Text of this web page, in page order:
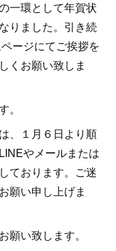
一環として年賀状
りました。引き続
ージにてご挨拶を
くお願い致しま
、１月６日より順
やメールまたは
ております。ご迷
願い申し上げま
い致します。